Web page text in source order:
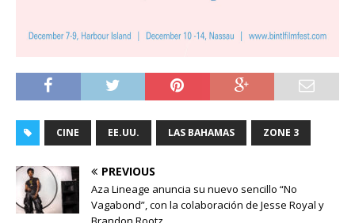
CINE EE.UU. LAS BAHAMAS ZONE 3
PREVIOUS
Aza Lineage anuncia su nuevo sencillo “No
Vagabond”, con la colaboración de Jesse Royal y